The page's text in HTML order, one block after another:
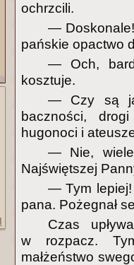
ochrzcili.
—
pańskie opactwo
— Och,
kosztuje.
— Czy są
baczności,
hugonoci i
— Nie,
Najświętszej
— Tym lepiej!
pana. Pożegnał
Czas
w rozpacz.
małżeństwo